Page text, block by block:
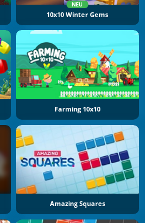
NEU
10x10 Winter Gems
Farming 10x10
Amazing Squares